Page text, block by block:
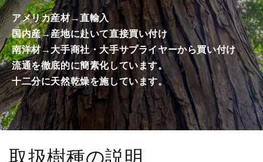
数
量
を
減
ら
す
数
量
を
増
や
す
アメリカ産材→直輸入
国内産→産地に赴いて直接買い付け
南洋材→大手商社・大手サプライヤーから買い付け
流通を徹底的に簡素化しています。
十二分に天然乾燥を施しています。